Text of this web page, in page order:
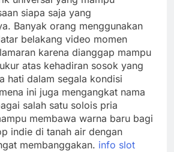
siapa saja yang
Banyak orang menggunakan
belakang video momen
karena dianggap mampu
atas kehadiran sosok yang
hati dalam segala kondisi
ini juga mengangkat nama
salah satu solois pria
membawa warna baru bagi
indie di tanah air dengan
membanggakan. info slot